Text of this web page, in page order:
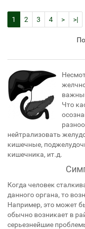
1 2 3 4 > >|
Что
нейтрализовать
кишечные,
кишечника, ит.д.
Когда человек
данного органа, то
Например, это может
обычно возникает в
серьезнейшие